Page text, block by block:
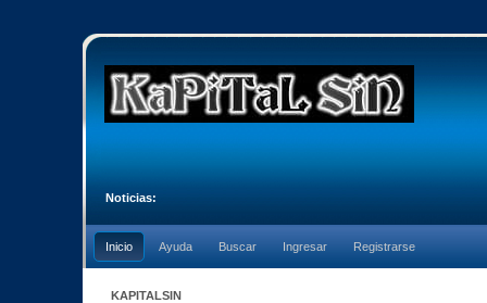
Noticias:
Inicio Ayuda Buscar Ingresar Registrarse
KAPITALSIN